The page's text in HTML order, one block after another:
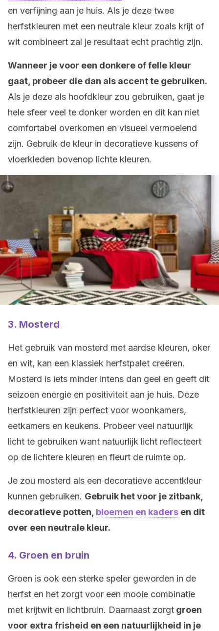
en verfijning aan je huis. Als je deze twee
herfstkleuren met een neutrale kleur zoals krijt of
wit combineert zal je resultaat echt prachtig zijn.
Wanneer je voor een donkere of felle kleur
gaat, probeer die dan als accent te gebruiken.
Als je deze als hoofdkleur zou gebruiken, gaat je
hele sfeer veel te donker worden en dit kan niet
comfortabel overkomen en visueel vermoeiend
zijn. Gebruik de kleur in decoratieve kussens of
vloerkleden bovenop lichte kleuren.
3. Mosterd
Het gebruik van mosterd met aardse kleuren, oker
en wit, kan een klassiek herfstpalet creëren.
Mosterd is iets minder intens dan geel en geeft dit
seizoen energie en positiviteit aan je huis. Deze
herfstkleuren zijn perfect voor woonkamers,
eetkamers en keukens. Probeer veel natuurlijk
licht te gebruiken want natuurlijk licht reflecteert
op de lichtere kleuren en fleurt de ruimte op.
Je zou mosterd als een decoratieve accentkleur
kunnen gebruiken. Gebruik het voor je zitbank,
decoratieve potten, bloemen en kaders en dit
over een neutrale kleur.
4. Groen en bruin
Groen is ook een sterke speler geworden in de
herfst en het zorgt voor een mooie combinatie
met krijtwit en lichtbruin. Daarnaast zorgt groen
voor extra frisheid en een natuurlijkheid in je